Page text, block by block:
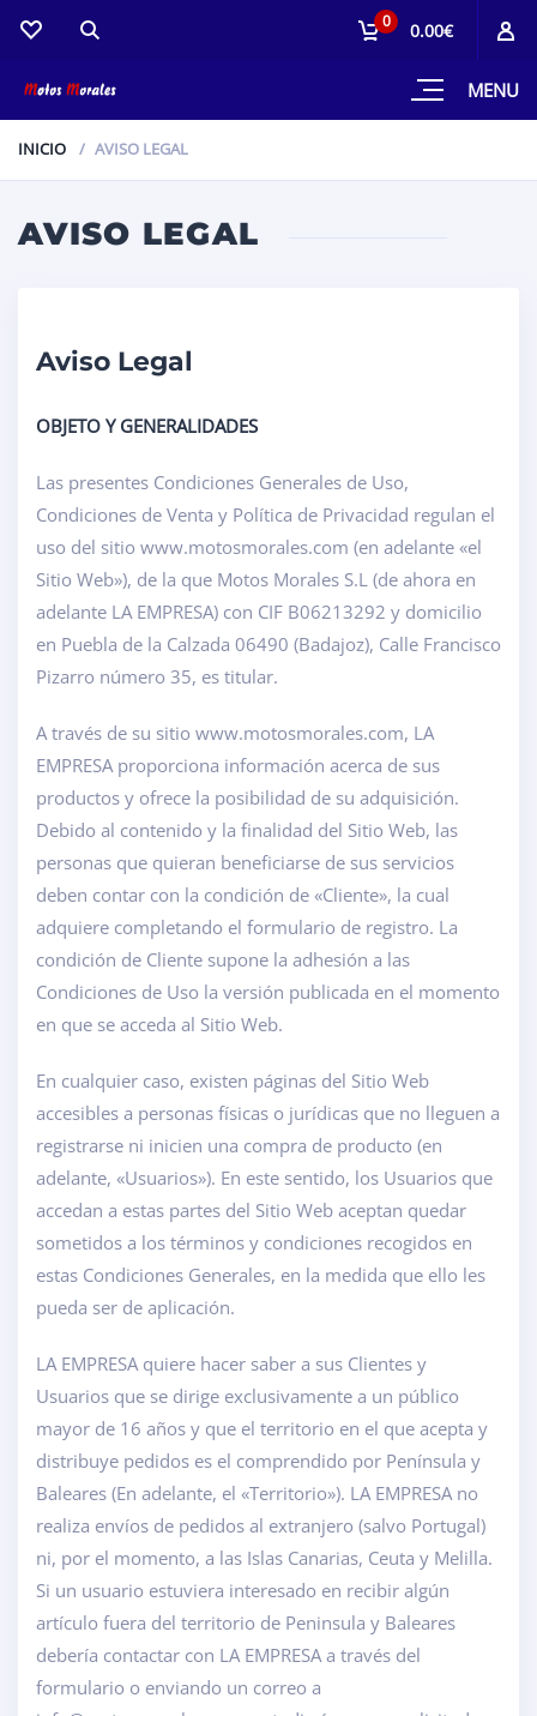
MENU
0 0.00€
INICIO AVISO LEGAL
AVISO LEGAL
Aviso Legal
OBJETO Y GENERALIDADES
Las presentes Condiciones Generales de Uso,
Condiciones de Venta y Política de Privacidad regulan el
uso del sitio www.motosmorales.com (en adelante «el
Sitio Web»), de la que Motos Morales S.L (de ahora en
adelante LA EMPRESA) con CIF B06213292 y domicilio
en Puebla de la Calzada 06490 (Badajoz), Calle Francisco
Pizarro número 35, es titular.
A través de su sitio www.motosmorales.com, LA
EMPRESA proporciona información acerca de sus
productos y ofrece la posibilidad de su adquisición.
Debido al contenido y la finalidad del Sitio Web, las
personas que quieran beneficiarse de sus servicios
deben contar con la condición de «Cliente», la cual
adquiere completando el formulario de registro. La
condición de Cliente supone la adhesión a las
Condiciones de Uso la versión publicada en el momento
en que se acceda al Sitio Web.
En cualquier caso, existen páginas del Sitio Web
accesibles a personas físicas o jurídicas que no lleguen a
registrarse ni inicien una compra de producto (en
adelante, «Usuarios»). En este sentido, los Usuarios que
accedan a estas partes del Sitio Web aceptan quedar
sometidos a los términos y condiciones recogidos en
estas Condiciones Generales, en la medida que ello les
pueda ser de aplicación.
LA EMPRESA quiere hacer saber a sus Clientes y
Usuarios que se dirige exclusivamente a un público
mayor de 16 años y que el territorio en el que acepta y
distribuye pedidos es el comprendido por Península y
Baleares (En adelante, el «Territorio»). LA EMPRESA no
realiza envíos de pedidos al extranjero (salvo Portugal)
ni, por el momento, a las Islas Canarias, Ceuta y Melilla.
Si un usuario estuviera interesado en recibir algún
artículo fuera del territorio de Peninsula y Baleares
debería contactar con LA EMPRESA a través del
formulario o enviando un correo a